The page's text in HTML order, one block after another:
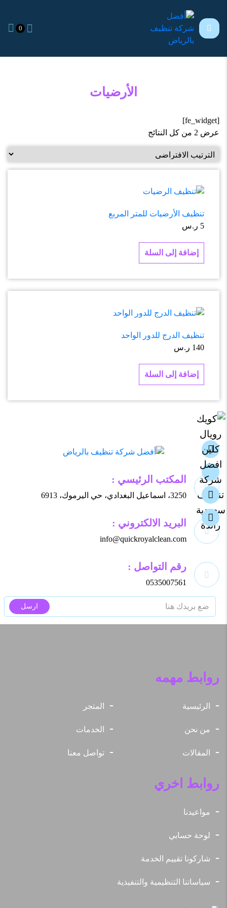
0
الأرضيات
[fe_widget]
عرض ⁦2⁩ من كل النتائج
تنظيف الأرضيات للمتر المربع
5 ر.س
إضافة إلى السلة
تنظيف الدرج للدور الواحد
140 ر.س
إضافة إلى السلة
المكتب الرئيسي :
3250، اسماعيل البغدادي، حي اليرموك، 6913
البريد الالكتروني :
info@quickroyalclean.com
رقم التواصل :
0535007561
ارسل
روابط مهمه
الرئيسية المتجر
من نحن الخدمات
المقالات تواصل معنا
روابط اخري
مواعيدنا
لوحة حسابي
شاركونا تقييم الخدمة
سياساتنا التنظيمية والتنفيذية